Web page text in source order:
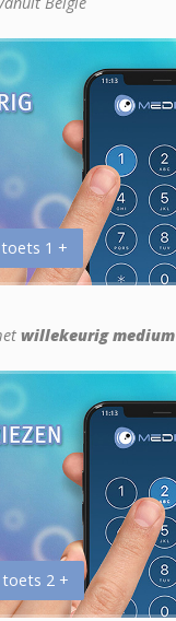
1 +
willekeurig medium
toets 2 +